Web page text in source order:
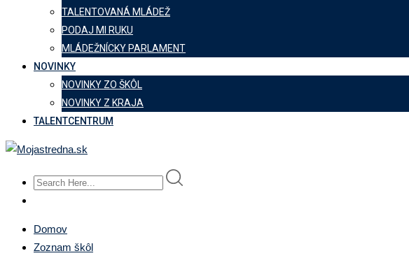
TALENTOVANÁ MLÁDEŽ
PODAJ MI RUKU
MLÁDEŽNÍCKY PARLAMENT
NOVINKY
NOVINKY ZO ŠKÔL
NOVINKY Z KRAJA
TALENTCENTRUM
Domov
Zoznam škôl